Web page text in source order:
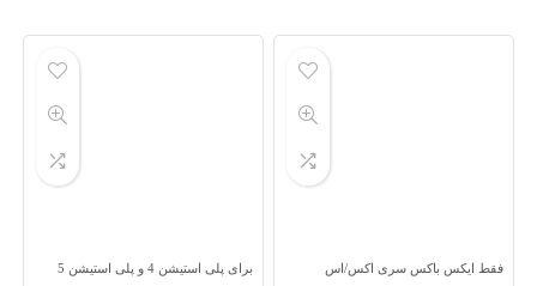
to
فقط ایکس باکس سری اکس/اس برای پلی استیشن 4 و پلی استیشن 5